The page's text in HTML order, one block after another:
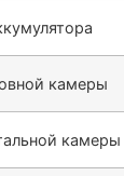
камеры
камеры